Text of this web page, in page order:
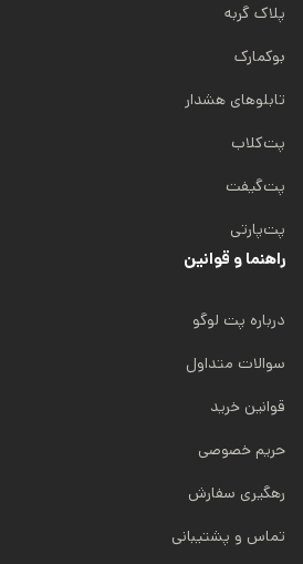
پلاک گربه
بوکمارک
تابلوهای هشدار
پت‌کلاب
پت‌گیفت
پت‌پارتی
راهنما و قوانین
درباره پت لوگو
سوالات متداول
قوانین خرید
حریم خصوصی
رهگیری سفارش
تماس و پشتیبانی